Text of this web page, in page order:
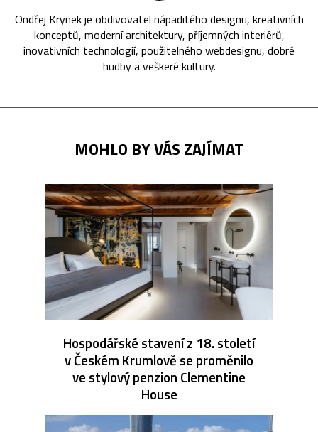
Ondřej Krynek je obdivovatel nápaditého designu, kreativních
konceptů, moderní architektury, příjemných interiérů,
inovativních technologií, použitelného webdesignu, dobré
hudby a veškeré kultury.
MOHLO BY VÁS ZAJÍMAT
Hospodářské stavení z 18. století
v Českém Krumlově se proměnilo
ve stylový penzion Clementine
House